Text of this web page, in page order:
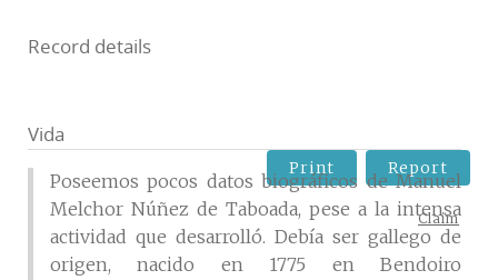
Record details
Vida
Poseemos pocos datos biográficos de Manuel
Melchor Núñez de Taboada, pese a la intensa
actividad que desarrolló. Debía ser gallego de
origen, nacido en 1775 en Bendoiro
Print Report
Claim